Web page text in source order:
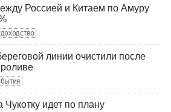
Россией и Китаем по Амуру
линии очистили после
идет по плану